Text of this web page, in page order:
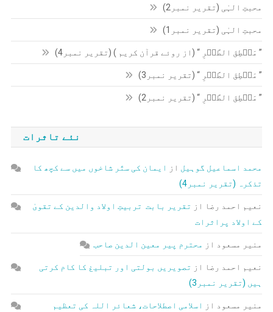
محبتِ الہٰی (تقریر نمبر2)
محبتِ الہٰی (تقریر نمبر1)
” مَنۡطِقَ الطَّیۡرِ “ (از روئے قرآن کریم ) (تقریر نمبر4)
” مَنۡطِقَ الطَّیۡرِ “ (تقریر نمبر3)
” مَنۡطِقَ الطَّیۡرِ “ (تقریر نمبر2)
نئے تاثرات
محمد اسماعیل گوہیل از
ایمان کی ستّر شاخوں میں سے کچھ کا
تذکرہ (تقریر نمبر4)
نعیم احمد رضا از تقریر بابت تربیتِ اولاد والدین کے تقویٰ
کے اولاد پراثرات
منیر مسعود از محترم پیر معین الدین صاحب
نعیم احمد رضا از تصویریں بولتی اور تبلیغ کا کام کرتی
ہیں (تقریر نمبر3)
منیر مسعود از
اسلامی اصطلاحات، شعائر اللہ کی تعظیم